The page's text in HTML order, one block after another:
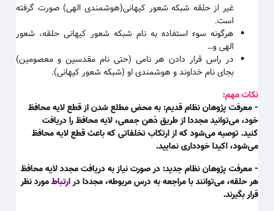
غیر از حلقه شبکه شعور کیهانی(هوشمندی الهی) صورت گرفته
است.
هرگونه سوء استفاده به نام شبکه شعور کیهانی حلقه، شعور
الهی و…
در راس قرار دادن هر نامی (حتی نام مقدسین و معصومین)
بجای نام خداوند و هوشمندی او (شبکه شعور کیهانی).
نکات مهم:
- معرفت پژوهان نظام قدیم: به محض مطلع شدن از قطع لایه محافظ
خود، می‌توانید مجددا از طریق ذهن جمعی، لایه محافظ را دریافت
کنید. توصیه می‌شود که از ارتکاب تخلفاتی که باعث قطع لایه محافظ
می‌شود، اکیدا خودداری نمایید.
- معرفت پژوهان نظام جدید: در صورت نیاز به دریافت مجدد لایه محافظ
هر حلقه، می‌توانند با مراجعه به درس مربوطه، مجددا درارتباطمورد نظر
قرار بگیرند.